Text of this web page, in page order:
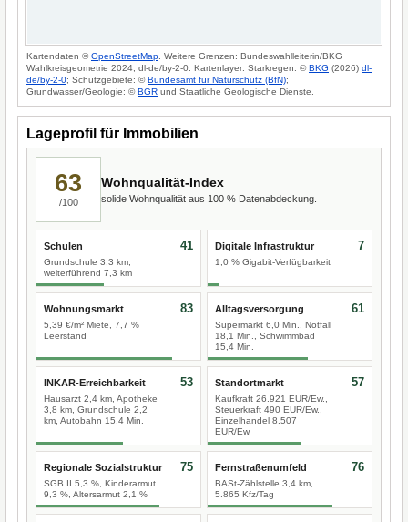
Kartendaten ©OpenStreetMap . Weitere Grenzen: Bundeswahlleiterin/BKG
Wahlkreisgeometrie 2024, dl-de/by-2-0. Kartenlayer: Starkregen: ©BKG (2026) dl-
de/by-2-0; Schutzgebiete: ©Bundesamt für Naturschutz (BfN);
Grundwasser/Geologie: ©BGR und Staatliche Geologische Dienste.
Lageprofil für Immobilien
63
/100
Wohnqualität-Index
solide Wohnqualität aus 100 % Datenabdeckung.
Schulen
Grundschule 3,3 km,
weiterführend 7,3 km
41 Digitale Infrastruktur
1,0 % Gigabit-Verfügbarkeit
7
Wohnungsmarkt
5,39 €/m² Miete, 7,7 %
Leerstand
83 Alltagsversorgung
Supermarkt 6,0 Min., Notfall
18,1 Min., Schwimmbad
15,4 Min.
61
INKAR-Erreichbarkeit
Hausarzt 2,4 km, Apotheke
3,8 km, Grundschule 2,2
km, Autobahn 15,4 Min.
53 Standortmarkt
Kaufkraft 26.921 EUR/Ew.,
Steuerkraft 490 EUR/Ew.,
Einzelhandel 8.507
EUR/Ew.
57
Regionale Sozialstruktur
SGB II 5,3 %, Kinderarmut
9,3 %, Altersarmut 2,1 %
75 Fernstraßenumfeld
BASt-Zählstelle 3,4 km,
5.865 Kfz/Tag
76